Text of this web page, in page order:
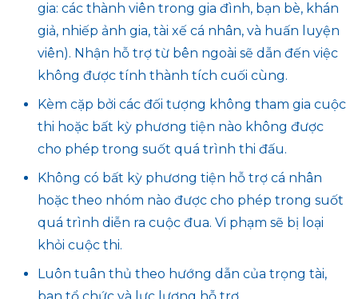
gia: các thành viên trong gia đình, bạn bè, khán
giả, nhiếp ảnh gia, tài xế cá nhân, và huấn luyện
viên). Nhận hỗ trợ từ bên ngoài sẽ dẫn đến việc
không được tính thành tích cuối cùng.
Kèm cặp bởi các đối tượng không tham gia cuộc
thi hoặc bất kỳ phương tiện nào không được
cho phép trong suốt quá trình thi đấu.
Không có bất kỳ phương tiện hỗ trợ cá nhân
hoặc theo nhóm nào được cho phép trong suốt
quá trình diễn ra cuộc đua. Vi phạm sẽ bị loại
khỏi cuộc thi.
Luôn tuân thủ theo hướng dẫn của trọng tài,